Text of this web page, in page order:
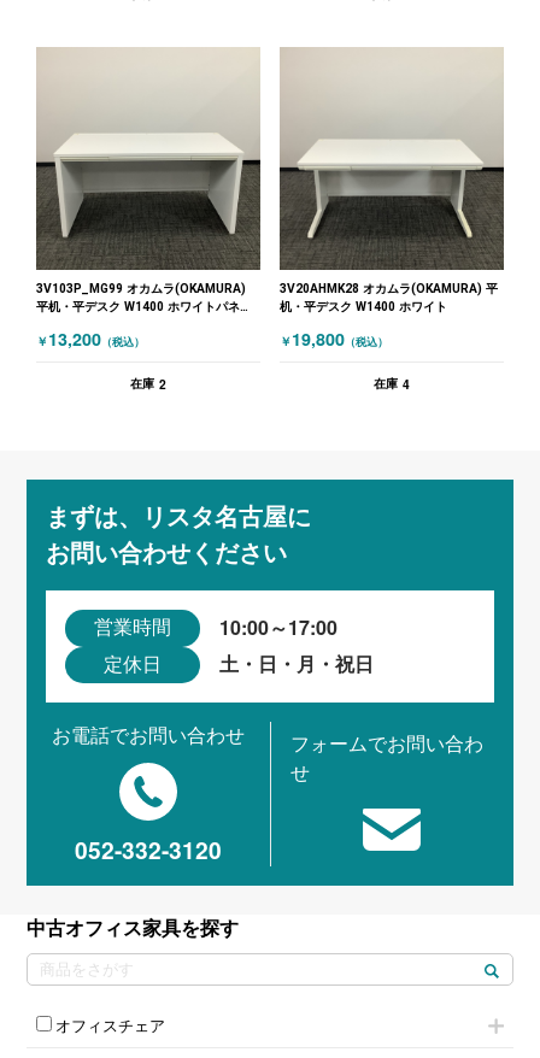
3V103P_MG99 オカムラ(OKAMURA)
平机・平デスク W1400 ホワイトパネル
￥ 13,200 （税込）
在庫 2
3V20AHMK28 オカムラ(OKAMURA) 平
机・平デスク W1400 ホワイト
￥ 19,800 （税込）
在庫 4
まずは、リスタ名古屋に
お問い合わせください
営業時間 10:00～17:00
定休日 土・日・月・祝日
お電話でお問い合わせ
052-332-3120
フォームでお問い合わ
せ
中古オフィス家具を探す
オフィスチェア